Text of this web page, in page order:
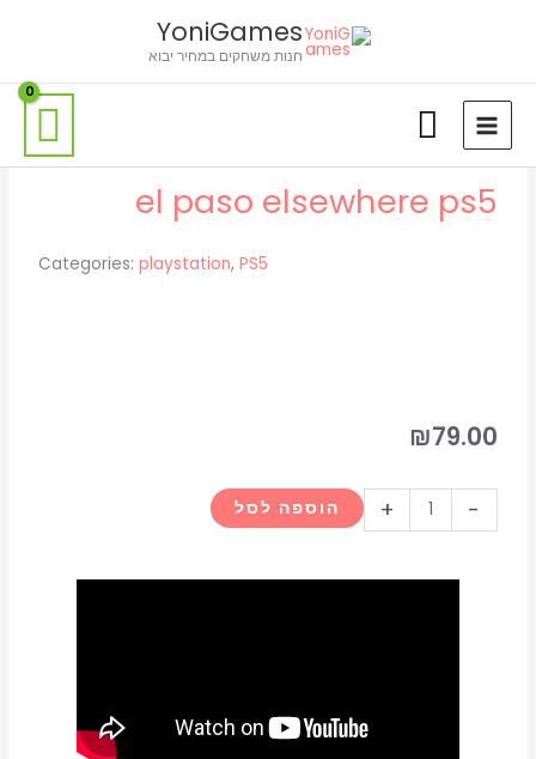
YoniGames
חנות משחקים במחיר יבוא
el paso elsewhere ps5
Categories: playstation,PS5
₪79.00
-
של
+ הוספה לסל